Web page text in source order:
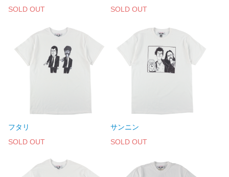
SOLD OUT
SOLD OUT
フタリ
SOLD OUT
サンニン
SOLD OUT